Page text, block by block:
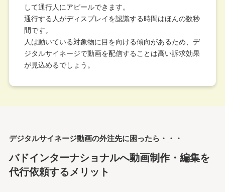
して通行人にアピールできます。
通行する人がディスプレイを認識する時間はほんの数秒
間です。
人は動いている対象物に目を向ける傾向があるため、デ
ジタルサイネージで動画を配信することは高い訴求効果
が見込めるでしょう。
デジタルサイネージ動画の外注先に困ったら・・・
バドインターナショナルへ動画制作・編集を
代行依頼するメリット